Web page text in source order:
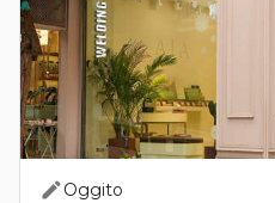
Oggito